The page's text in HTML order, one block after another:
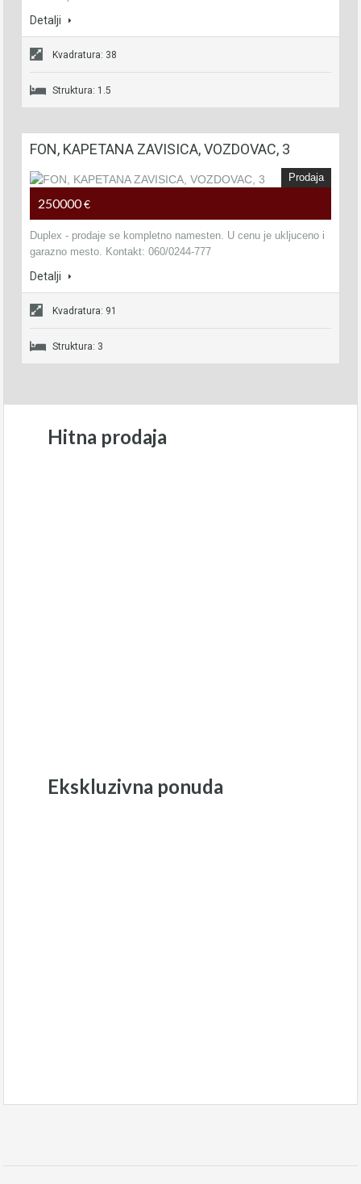
Detalji
Kvadratura: 38
Struktura: 1.5
FON, KAPETANA ZAVISICA, VOZDOVAC, 3
Prodaja
250000€
Duplex - prodaje se kompletno namesten. U cenu je ukljuceno i
garazno mesto. Kontakt: 060/0244-777
Detalji
Kvadratura: 91
Struktura: 3
Hitna prodaja
Ekskluzivna ponuda